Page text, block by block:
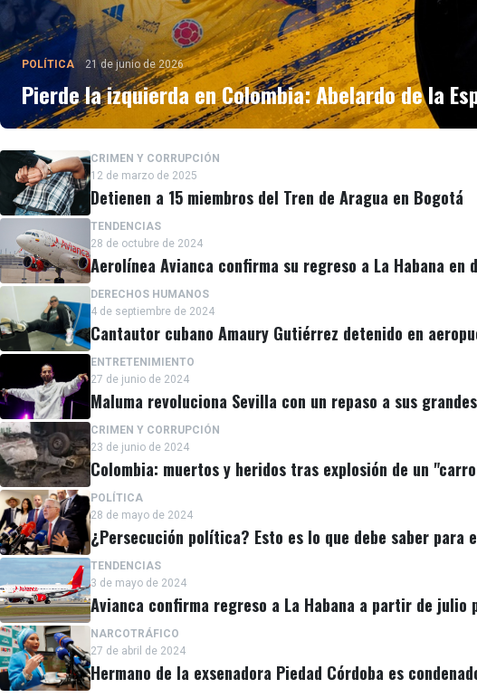
POLÍTICA 21 de junio de 2026
Pierde la izquierda en Colombia: Abelardo de la
CRIMEN Y CORRUPCIÓN
12 de marzo de 2025
Detienen a 15 miembros del Tren de Aragua en Bogotá
TENDENCIAS
28 de octubre de 2024
Aerolínea Avianca confirma su regreso a La Habana en
DERECHOS HUMANOS
4 de septiembre de 2024
Cantautor cubano Amaury Gutiérrez detenido en
ENTRETENIMIENTO
27 de junio de 2024
Maluma revoluciona Sevilla con un repaso a sus
CRIMEN Y CORRUPCIÓN
23 de junio de 2024
Colombia: muertos y heridos tras explosión de un
POLÍTICA
28 de mayo de 2024
¿Persecución política? Esto es lo que debe saber
TENDENCIAS
3 de mayo de 2024
Avianca confirma regreso a La Habana a partir de julio
NARCOTRÁFICO
27 de abril de 2024
Hermano de la exsenadora Piedad Córdoba es